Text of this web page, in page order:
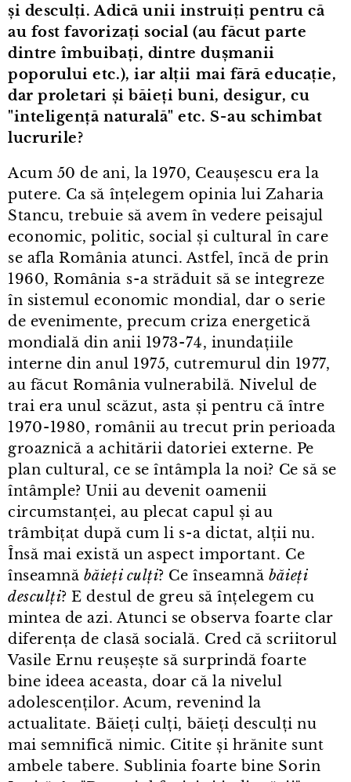
și desculți. Adică unii instruiți pentru că
au fost favorizați social (au făcut parte
dintre îmbuibați, dintre dușmanii
poporului etc.), iar alții mai fără educație,
dar proletari și băieți buni, desigur, cu
"inteligență naturală" etc. S⁠-⁠au schimbat
lucrurile?
Acum 50 de ani, la 1970, Ceaușescu era la
putere. Ca să înțelegem opinia lui Zaharia
Stancu, trebuie să avem în vedere peisajul
economic, politic, social și cultural în care
se afla România atunci. Astfel, încă de prin
1960, România s⁠-⁠a străduit să se integreze
în sistemul economic mondial, dar o serie
de evenimente, precum criza energetică
mondială din anii 1973⁠-⁠74, inundațiile
interne din anul 1975, cutremurul din 1977,
au făcut România vulnerabilă. Nivelul de
trai era unul scăzut, asta și pentru că între
1970⁠-⁠1980, românii au trecut prin perioada
groaznică a achitării datoriei externe. Pe
plan cultural, ce se întâmpla la noi? Ce să se
întâmple? Unii au devenit oamenii
circumstanței, au plecat capul și au
trâmbițat după cum li s⁠-⁠a dictat, alții nu.
Însă mai există un aspect important. Ce
înseamnă băieți culți? Ce înseamnă băieți
desculți? E destul de greu să înțelegem cu
mintea de azi. Atunci se observa foarte clar
diferența de clasă socială. Cred că scriitorul
Vasile Ernu reușește să surprindă foarte
bine ideea aceasta, doar că la nivelul
adolescenților. Acum, revenind la
actualitate. Băieți culți, băieți desculți nu
mai semnifică nimic. Citite și hrănite sunt
ambele tabere. Sublinia foarte bine Sorin